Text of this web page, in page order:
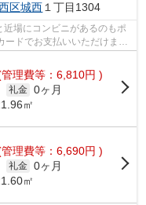
区城西１丁目1304
場にコンビニがあるのもポ
ードでお支払いいただけま
理費等：6,810円 )
礼金 0ヶ月
㎡
理費等：6,690円 )
礼金 0ヶ月
㎡